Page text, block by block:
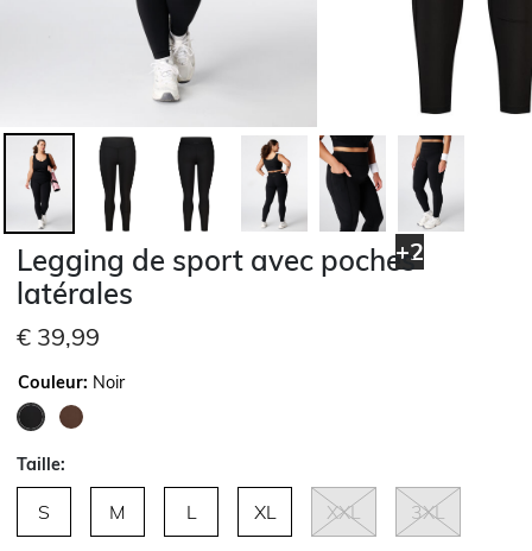
+2
Legging de sport avec poches
latérales
€ 39,99
Couleur: Noir
Taille:
S M L XL XXL 3XL